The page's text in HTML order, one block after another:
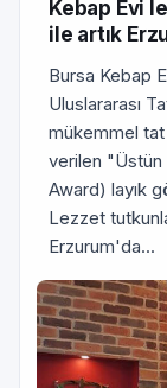
Kebap Evi
ile artık
Bursa Kebap
Uluslararası
mükemmel
verilen
Award) layık
Lezzet
Erzurum'da...